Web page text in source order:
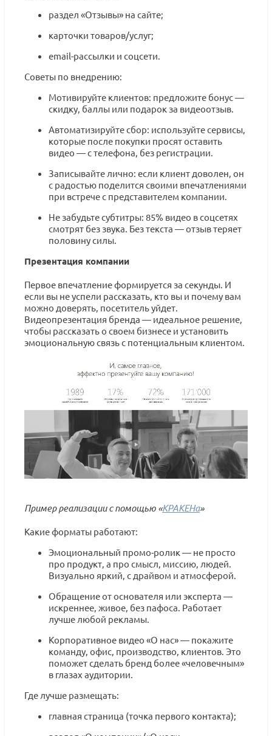
раздел «Отзывы» на сайте;
карточки товаров/услуг;
email-рассылки и соцсети.
Советы по внедрению:
Мотивируйте клиентов: предложите бонус —
скидку, баллы или подарок за видеоотзыв.
Автоматизируйте сбор: используйте сервисы,
которые после покупки просят оставить
видео — с телефона, без регистрации.
Записывайте лично: если клиент доволен, он
с радостью поделится своими впечатлениями
при встрече с представителем компании.
Не забудьте субтитры: 85% видео в соцсетях
смотрят без звука. Без текста — отзыв теряет
половину силы.
Презентация компании
Первое впечатление формируется за секунды. И
если вы не успели рассказать, кто вы и почему вам
можно доверять, посетитель уйдет.
Видеопрезентация бренда — идеальное решение,
чтобы рассказать о своем бизнесе и установить
эмоциональную связь с потенциальным клиентом.
Пример реализации с помощью «КРАКЕНа»
Какие форматы работают:
Эмоциональный промо-ролик — не просто
про продукт, а про смысл, миссию, людей.
Визуально яркий, с драйвом и атмосферой.
Обращение от основателя или эксперта —
искреннее, живое, без пафоса. Работает
лучше любой рекламы.
Корпоративное видео «О нас» — покажите
команду, офис, производство, клиентов. Это
поможет сделать бренд более «человечным»
в глазах аудитории.
Где лучше размещать:
главная страница (точка первого контакта);